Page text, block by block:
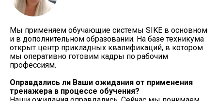
Мы применяем обучающие системы SIKE в основном
и в дополнительном образовании. На базе техникума
открыт центр прикладных квалификаций, в котором
мы оперативно готовим кадры по рабочим
профессиям.
Оправдались ли Ваши ожидания от применения
тренажера в процессе обучения?